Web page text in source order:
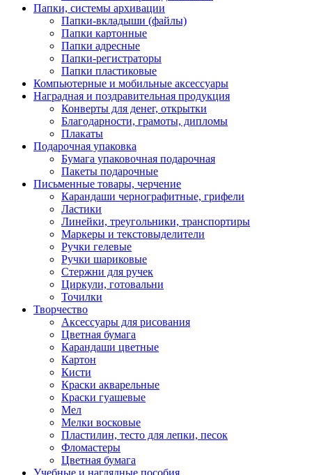
Папки, системы архивации
Папки-вкладыши (файлы)
Папки картонные
Папки адресные
Папки-регистраторы
Папки пластиковые
Компьютерные и мобильные аксессуары
Наградная и поздравительная продукция
Конверты для денег, открытки
Благодарности, грамоты, дипломы
Плакаты
Подарочная упаковка
Бумага упаковочная подарочная
Пакеты подарочные
Письменные товары, черчение
Карандаши чернографитные, грифели
Ластики
Линейки, треугольники, транспортиры
Маркеры и текстовыделители
Ручки гелевые
Ручки шариковые
Стержни для ручек
Циркули, готовальни
Точилки
Творчество
Аксессуары для рисования
Цветная бумага
Карандаши цветные
Картон
Кисти
Краски акварельные
Краски гуашевые
Мел
Мелки восковые
Пластилин, тесто для лепки, песок
Фломастеры
Цветная бумага
Учебные и наглядные пособия